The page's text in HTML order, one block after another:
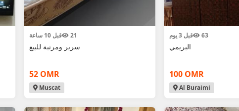
قبل 10 ساعة 21
سرير ومرتبة للبيع
52 OMR
Muscat
قبل 3 يوم 63
البريمي
100 OMR
Al Buraimi